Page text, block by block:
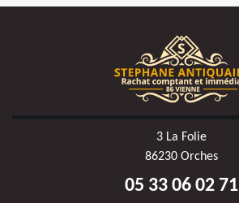
3 La Folie
86230 Orches
05 33 06 02 71